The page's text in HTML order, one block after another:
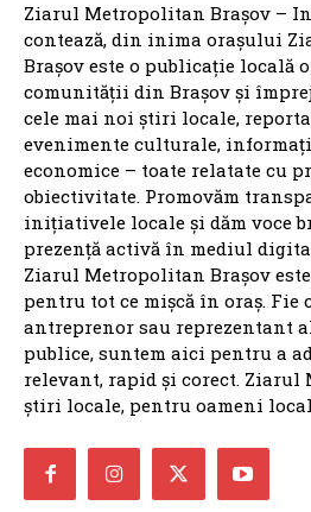
Ziarul Metropolitan Brașov –
contează, din inima orașului
Brașov este o publicație locală
comunității din Brașov și
cele mai noi știri locale,
evenimente culturale,
economice – toate relatate cu
obiectivitate. Promovăm
inițiativele locale și dăm voce
prezență activă în mediul
Ziarul Metropolitan Brașov
pentru tot ce mișcă în oraș. Fie
antreprenor sau reprezentant
publice, suntem aici pentru a
relevant, rapid și corect. Ziarul
știri locale, pentru oameni